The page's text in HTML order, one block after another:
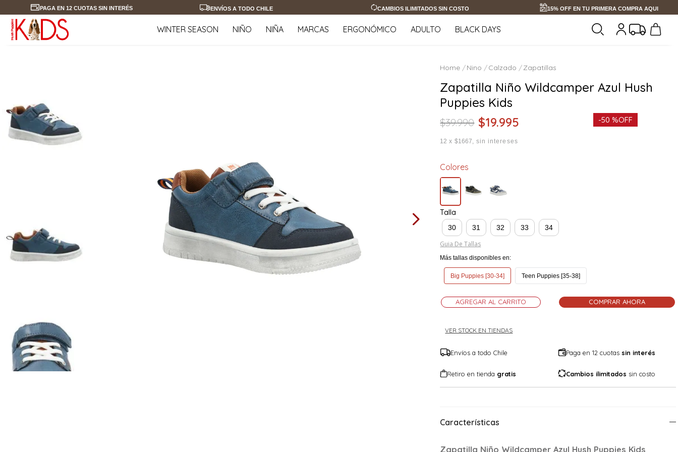
PAGA EN 12 CUOTAS SIN INTERÉS ENVÍOS A TODO CHILE CAMBIOS ILIMITADOS SIN COSTO 15% OFF EN TU PRIMERA COMPRA AQUI
WINTER SEASON NIÑO NIÑA MARCAS ERGONÓMICO ADULTO BLACK DAYS
Nino Calzado Zapatillas
Zapatilla Niño Wildcamper Azul Hush
Puppies Kids
$39.990 $19.995
12 x $1667 sin intereses
-50 %OFF
Colores
Talla
30 31 32 33 34
Guia De Tallas
Más tallas disponibles en:
Big Puppies [30-34] Teen Puppies [35-38]
AGREGAR AL CARRITO COMPRAR AHORA
VER STOCK EN TIENDAS
Envíos a todo Chile Paga en 12 cuotassin interés
Retiro en tienda gratis Cambios ilimitados sin costo
Características
Zapatilla Niño Wildcamper Azul Hush Puppies Kids